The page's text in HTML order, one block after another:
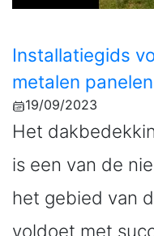
Installatiegids
metalen
19/09/2023
Het
is een van de
het gebied van
voldoet met